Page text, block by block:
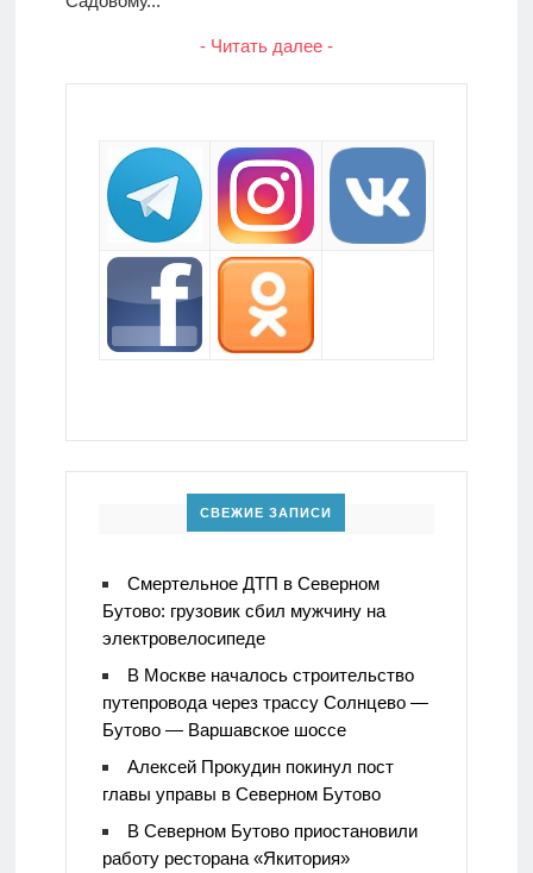
- Читать далее -
СВЕЖИЕ ЗАПИСИ
Смертельное ДТП в Северном
Бутово: грузовик сбил мужчину на
электровелосипеде
В Москве началось строительство
путепровода через трассу Солнцево —
Бутово — Варшавское шоссе
Алексей Прокудин покинул пост
главы управы в Северном Бутово
В Северном Бутово приостановили
работу ресторана «Якитория»